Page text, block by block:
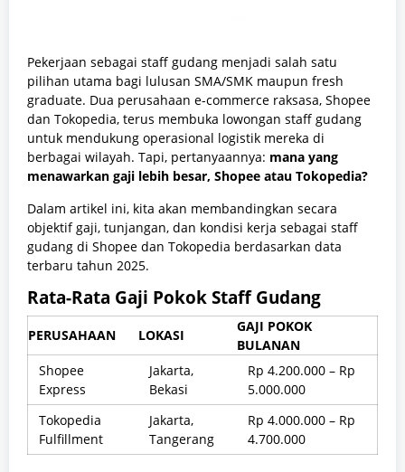
Pekerjaan sebagai staff gudang menjadi salah satu
pilihan utama bagi lulusan SMA/SMK maupun fresh
graduate. Dua perusahaan e-commerce raksasa, Shopee
dan Tokopedia, terus membuka lowongan staff gudang
untuk mendukung operasional logistik mereka di
berbagai wilayah. Tapi, pertanyaannya: mana yang
menawarkan gaji lebih besar, Shopee atau Tokopedia?
Dalam artikel ini, kita akan membandingkan secara
objektif gaji, tunjangan, dan kondisi kerja sebagai staff
gudang di Shopee dan Tokopedia berdasarkan data
terbaru tahun 2025.
Rata-Rata Gaji Pokok Staff Gudang
PERUSAHAAN LOKASI
GAJI POKOK
BULANAN
Shopee
Express
Jakarta,
Bekasi
Rp 4.200.000 – Rp
5.000.000
Tokopedia
Fulfillment
Jakarta,
Tangerang
Rp 4.000.000 – Rp
4.700.000